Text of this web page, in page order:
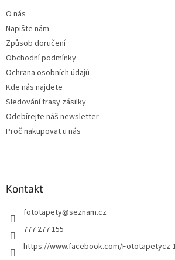
O nás
Napište nám
Způsob doručení
Obchodní podmínky
Ochrana osobních údajů
Kde nás najdete
Sledování trasy zásilky
Odebírejte náš newsletter
Proč nakupovat u nás
Kontakt
fototapety@seznam.cz
777 277 155
https://www.facebook.com/Fototapetycz-